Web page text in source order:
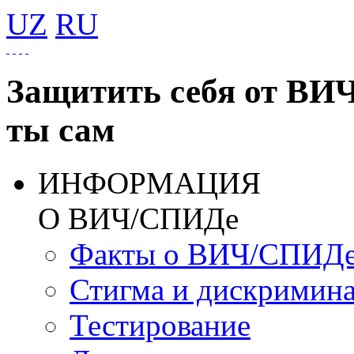
UZ RU
Защитить себя от
ты сам
ИНФОРМАЦИЯ
О ВИЧ/СПИДе
Факты о ВИЧ/
Стигма и
Тестирование